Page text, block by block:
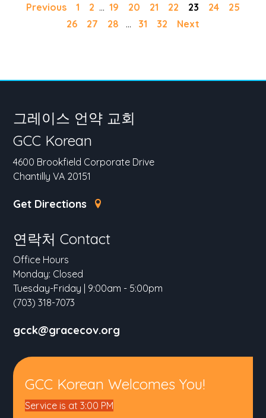
Previous 1 2 ... 19 20 21 22 23 24
25
26
27 28 ... 31 32 Next
그레이스 언약 교회
GCC Korean
4600 Brookfield Corporate Drive
Chantilly VA 20151
Get Directions
연락처 Contact
Office Hours
Monday: Closed
Tuesday-Friday | 9:00am - 5:00pm
(703) 318-7073
gcck@gracecov.org
GCC Korean Welcomes You!
Service is at 3:00 PM